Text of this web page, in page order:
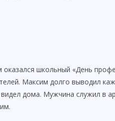
школьный «День
Максим долго выводил
дома. Мужчина служил в